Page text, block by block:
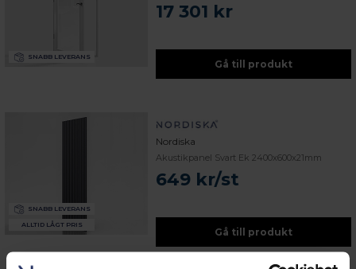
SNABB LEVERANS
17 301 kr
Gå till produkt
SNABB LEVERANS
ALLTID LÅGT PRIS
Nordiska
Akustikpanel Svart Ek 2400x600x21mm
649 kr/st
Gå till produkt